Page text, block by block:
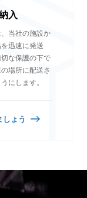
入
当社の施設か
を迅速に発送
切な保護の下で
場所に配送さ
にします。
しょう